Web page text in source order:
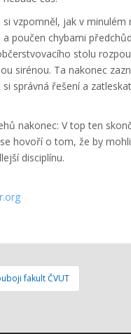
vzpomněl, jak v
poučen chybami
stolu
sirénou. Ta nakonec
správná řešení a
nakonec: V top ten
hovoří o tom, že by
disciplínu.
fakult ČVUT